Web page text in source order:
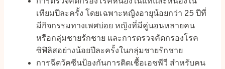
เทียมปีละครั้ง โดยเฉพาะหญิงอายุน้อยกว่า 25 ปีที่
มีกิจกรรมทางเพศบ่อย หญิงที่มีคู่นอนหลายคน
หรือกลุ่มชายรักชาย และการตรวจคัดกรองโรค
ซิฟิลิสอย่างน้อยปีละครั้งในกลุ่มชายรักชาย
การฉีดวัคซีนป้องกันการติดเชื้อเอชพีวี สำหรับคน